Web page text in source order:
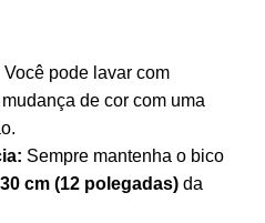
Você pode lavar com
de cor com uma
Sempre mantenha o bico
30 cm (12 polegadas) da